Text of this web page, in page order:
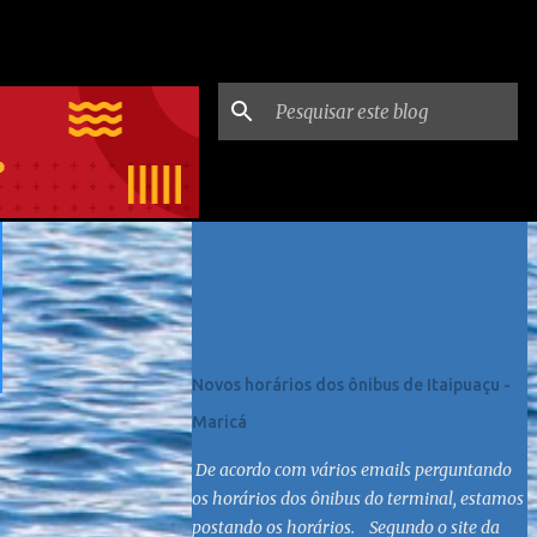
Postagens mais visitadas
Novos horários dos ônibus de Itaipuaçu -
Maricá
De acordo com vários emails perguntando
os horários dos ônibus do terminal, estamos
postando os horários. Segundo o site da